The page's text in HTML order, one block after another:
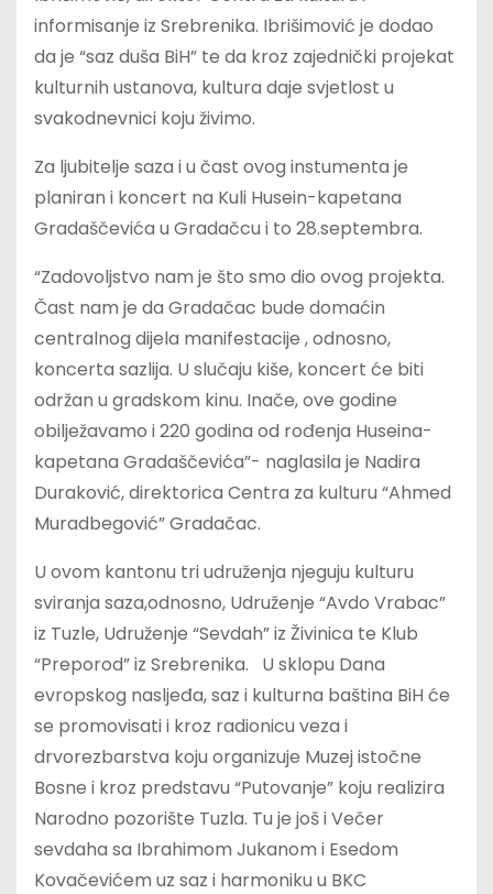
informisanje iz Srebrenika. Ibrišimović je dodao
da je “saz duša BiH” te da kroz zajednički projekat
kulturnih ustanova, kultura daje svjetlost u
svakodnevnici koju živimo.
Za ljubitelje saza i u čast ovog instumenta je
planiran i koncert na Kuli Husein-kapetana
Gradaščevića u Gradačcu i to 28.septembra.
“Zadovoljstvo nam je što smo dio ovog projekta.
Čast nam je da Gradačac bude domaćin
centralnog dijela manifestacije , odnosno,
koncerta sazlija. U slučaju kiše, koncert će biti
održan u gradskom kinu. Inače, ove godine
obilježavamo i 220 godina od rođenja Huseina-
kapetana Gradaščevića”- naglasila je Nadira
Duraković, direktorica Centra za kulturu “Ahmed
Muradbegović” Gradačac.
U ovom kantonu tri udruženja njeguju kulturu
sviranja saza,odnosno, Udruženje “Avdo Vrabac”
iz Tuzle, Udruženje “Sevdah” iz Živinica te Klub
“Preporod” iz Srebrenika. U sklopu Dana
evropskog nasljeđa, saz i kulturna baština BiH će
se promovisati i kroz radionicu veza i
drvorezbarstva koju organizuje Muzej istočne
Bosne i kroz predstavu “Putovanje” koju realizira
Narodno pozorište Tuzla. Tu je još i Večer
sevdaha sa Ibrahimom Jukanom i Esedom
Kovačevićem uz saz i harmoniku u BKC